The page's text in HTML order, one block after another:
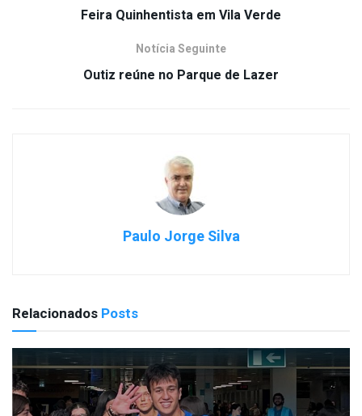
Feira Quinhentista em Vila Verde
Notícia Seguinte
Outiz reúne no Parque de Lazer
Paulo Jorge Silva
Relacionados Posts